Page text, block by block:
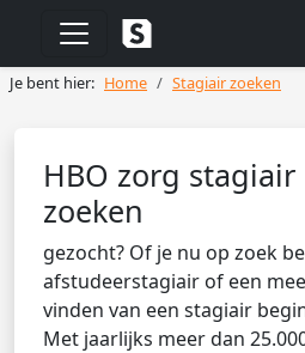
Je bent hier: Home Stagiair zoeken
HBO zorg
zoeken
gezocht? Of je nu op zoek
afstudeerstagiair of een
vinden van een stagiair
Met jaarlijks meer dan